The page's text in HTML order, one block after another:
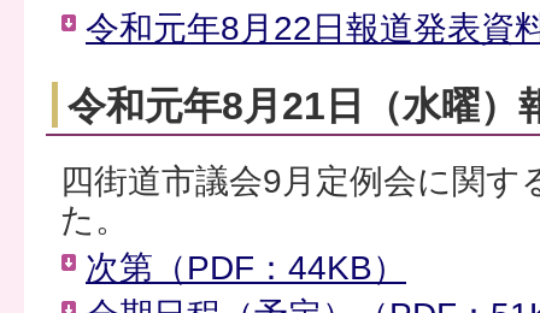
令和元年8月22日報道発表資
令和元年8月21日（水曜）
四街道市議会9月定例会に関
た。
次第（PDF：44KB）